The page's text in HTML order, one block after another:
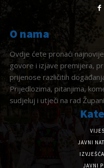
O nama
Ovdje ćete pronaći
govore i izjave premijera,
prijenose različitih
Prijedlozima, pitanjima,
sudjeluj i utječi na rad
JAVNI
JAVNI